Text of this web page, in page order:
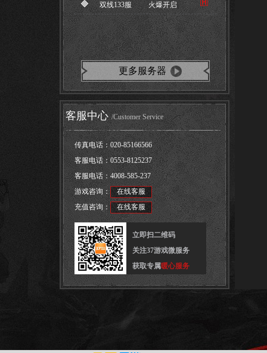
双线133服 火爆开启
更多服务器
客服中心 /Customer Service
传真电话： 020-85166566
客服电话：0553-8125237
客服电话： 4008-585-237
游戏咨询：
在线客服
充值咨询：
在线客服
立即扫二维码
关注37游戏微服务
获取专属暖心服务